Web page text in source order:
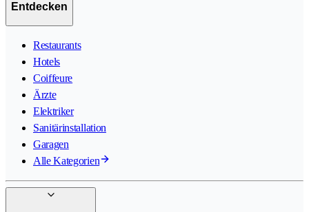
Entdecken
Restaurants
Hotels
Coiffeure
Ärzte
Elektriker
Sanitärinstallation
Garagen
Alle Kategorien